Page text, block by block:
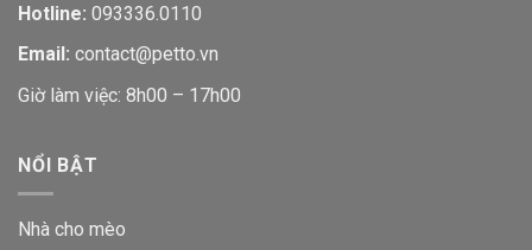
Hotline: 093336.0110
Email: contact@petto.vn
Giờ làm việc: 8h00 – 17h00
NỔI BẬT
Nhà cho mèo